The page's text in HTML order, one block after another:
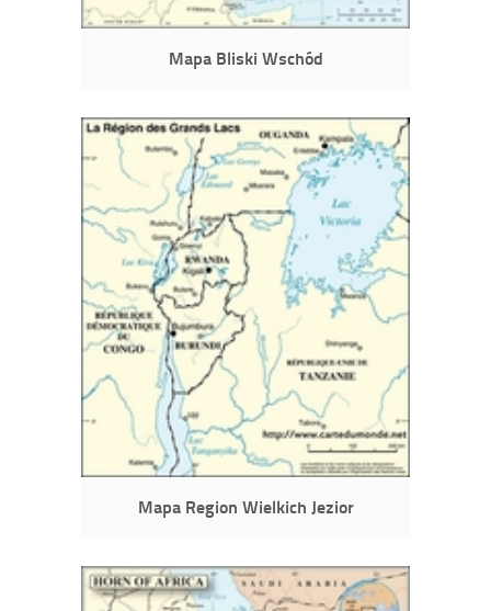
Mapa Bliski Wschód
Mapa Region Wielkich Jezior